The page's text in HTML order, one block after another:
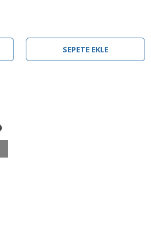
SEPETE EKLE